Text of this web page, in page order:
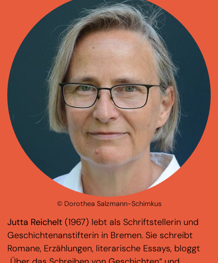
© Dorothea Salzmann-Schimkus
Jutta Reichelt (1967) lebt als Schriftstellerin und
Geschichtenanstifterin in Bremen. Sie schreibt
Romane, Erzählungen, literarische Essays, bloggt